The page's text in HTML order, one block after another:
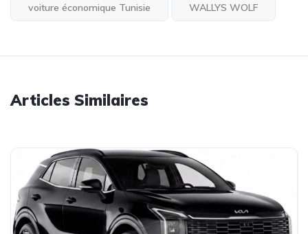
voiture économique Tunisie WALLYS WOLF
Articles Similaires